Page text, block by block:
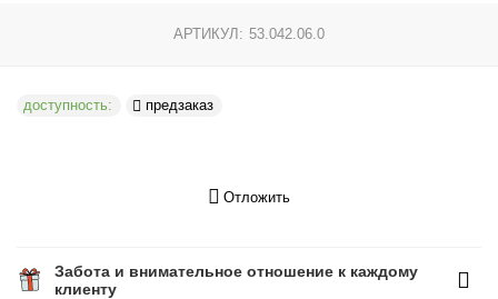
АРТИКУЛ: 53.042.06.0
доступность: предзаказ
Отложить
Забота и внимательное отношение к каждому
клиенту